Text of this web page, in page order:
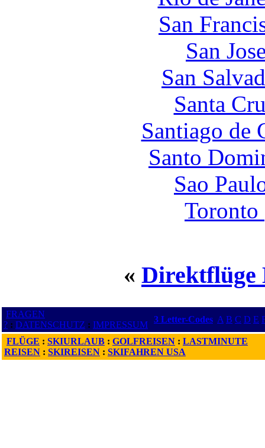
San
San
San
Santa
Santiago de
Santo
Sao
« Direktflüge
FRAGEN
? : DATENSCHUTZ : IMPRESSUM
3 Letter-Codes A B C D E
FLÜGE : SKIURLAUB : GOLFREISEN : LASTMINUTE
REISEN : SKIREISEN : SKIFAHREN USA